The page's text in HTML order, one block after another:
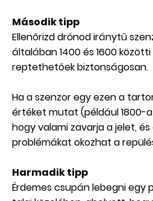
Második tipp
Ellenőrizd drónod iránytű
általában 1400 és 1600
reptethetőek biztonságosan.
Ha a szenzor egy ezen a
értéket mutat (például 1800-
hogy valami zavarja a jelet,
problémákat okozhat a
Harmadik tipp
Érdemes csupán lebegni egy